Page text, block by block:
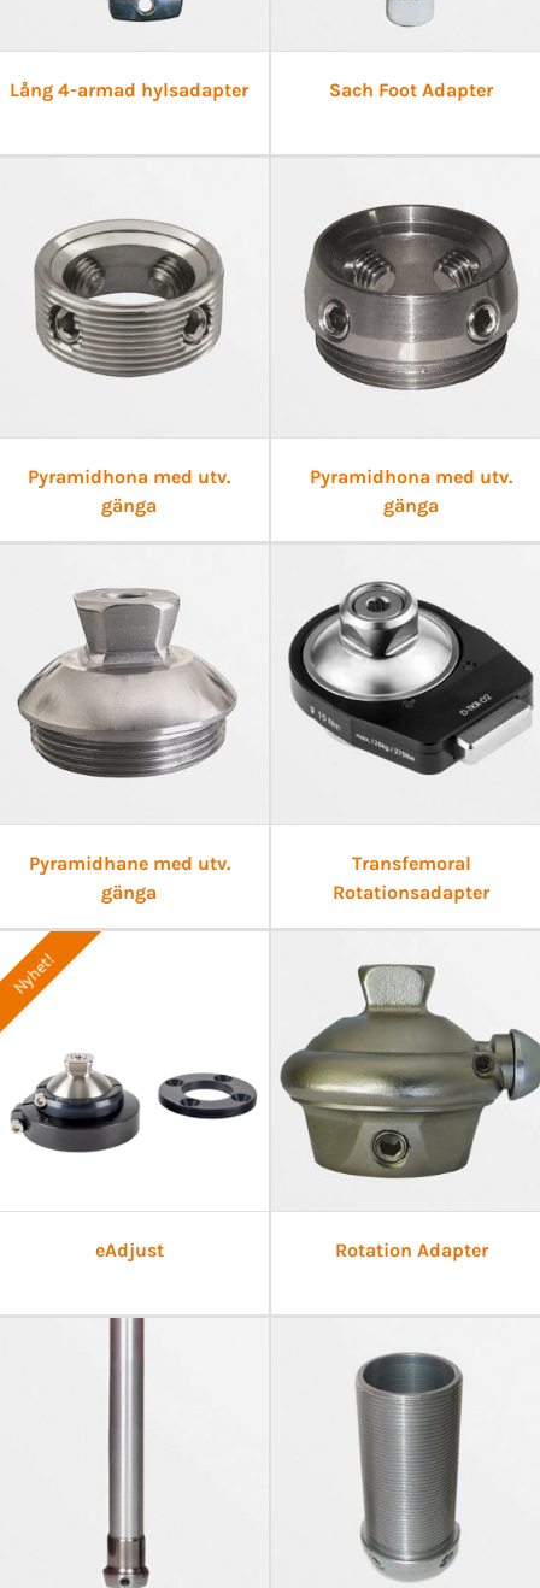
Lång 4-armad hylsadapter Sach Foot Adapter
Pyramidhona med utv.
gänga
Pyramidhona med utv.
gänga
Pyramidhane med utv.
gänga
Transfemoral
Rotationsadapter
Nyhet!
eAdjust Rotation Adapter